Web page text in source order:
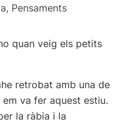
, Pensaments
quan veig els petits
retrobat amb una de
va fer aquest estiu.
la ràbia i la